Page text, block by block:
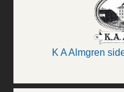
K A Almgren